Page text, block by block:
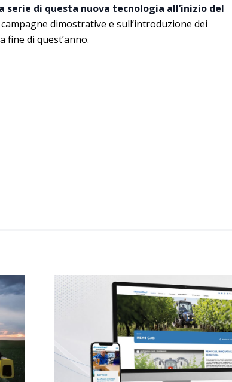
di questa nuova tecnologia all’inizio del
dimostrative e sull’introduzione dei
di quest’anno.